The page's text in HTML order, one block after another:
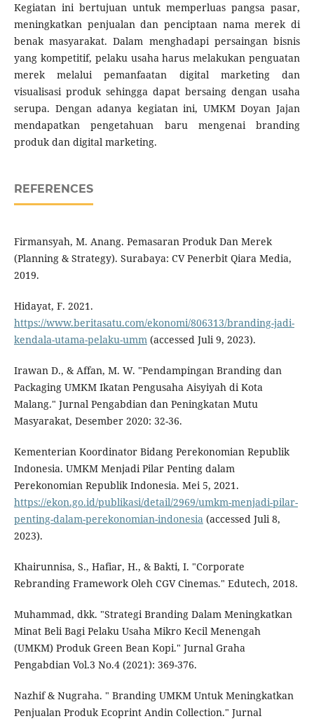
Kegiatan ini bertujuan untuk memperluas pangsa pasar,
meningkatkan penjualan dan penciptaan nama merek di
benak masyarakat. Dalam menghadapi persaingan bisnis
yang kompetitif, pelaku usaha harus melakukan penguatan
merek melalui pemanfaatan digital marketing dan
visualisasi produk sehingga dapat bersaing dengan usaha
serupa. Dengan adanya kegiatan ini, UMKM Doyan Jajan
mendapatkan pengetahuan baru mengenai branding
produk dan digital marketing.
REFERENCES
Firmansyah, M. Anang. Pemasaran Produk Dan Merek
(Planning & Strategy). Surabaya: CV Penerbit Qiara Media,
2019.
Hidayat, F. 2021.
https://www.beritasatu.com/ekonomi/806313/branding-jadi-
kendala-utama-pelaku-umm(accessed Juli 9, 2023).
Irawan D., & Affan, M. W. "Pendampingan Branding dan
Packaging UMKM Ikatan Pengusaha Aisyiyah di Kota
Malang." Jurnal Pengabdian dan Peningkatan Mutu
Masyarakat, Desember 2020: 32-36.
Kementerian Koordinator Bidang Perekonomian Republik
Indonesia. UMKM Menjadi Pilar Penting dalam
Perekonomian Republik Indonesia. Mei 5, 2021.
https://ekon.go.id/publikasi/detail/2969/umkm-menjadi-pilar-
penting-dalam-perekonomian-indonesia(accessed Juli 8,
2023).
Khairunnisa, S., Hafiar, H., & Bakti, I. "Corporate
Rebranding Framework Oleh CGV Cinemas." Edutech, 2018.
Muhammad, dkk. "Strategi Branding Dalam Meningkatkan
Minat Beli Bagi Pelaku Usaha Mikro Kecil Menengah
(UMKM) Produk Green Bean Kopi." Jurnal Graha
Pengabdian Vol.3 No.4 (2021): 369-376.
Nazhif & Nugraha. " Branding UMKM Untuk Meningkatkan
Penjualan Produk Ecoprint Andin Collection." Jurnal